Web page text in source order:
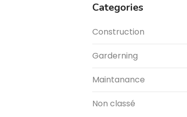
Categories
Construction
Garderning
Maintanance
Non classé